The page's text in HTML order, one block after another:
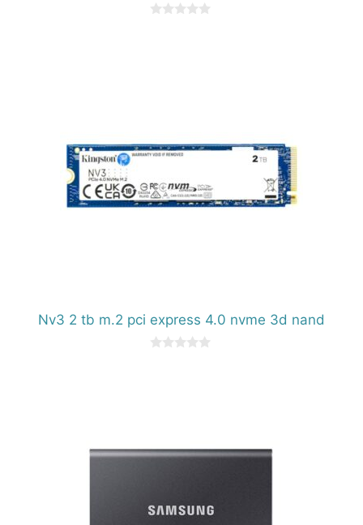
Nv3 2 tb m.2 pci express 4.0 nvme 3d nand